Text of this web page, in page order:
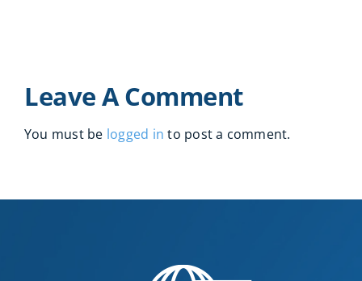
Leave A Comment
You must be logged in to post a comment.